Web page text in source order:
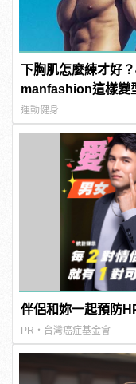
下胸肌怎麼練才好
manfashion這樣變
運動健身
伴侶和妳一起預防
PR・台灣癌症基金會